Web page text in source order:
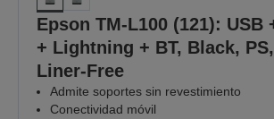
Epson TM-L100 (121): USB
+ Lightning + BT, Black,
Liner-Free
Admite soportes sin revestimiento
Conectividad móvil